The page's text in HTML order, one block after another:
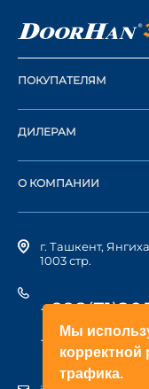
Мы
корректной
трафика.
ПОКУПАТЕЛЯМ
Оформить заказ
Каталог
ДИЛЕРАМ
Стать дилером
О КОМПАНИИ
История компании
г. Ташкент,
1003 стр.